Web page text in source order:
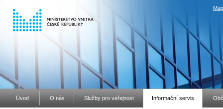
Úvod O nás Služby pro veřejnost Informační servis